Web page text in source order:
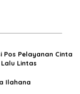
Pos Pelayanan Cinta
Lintas
Ilahana